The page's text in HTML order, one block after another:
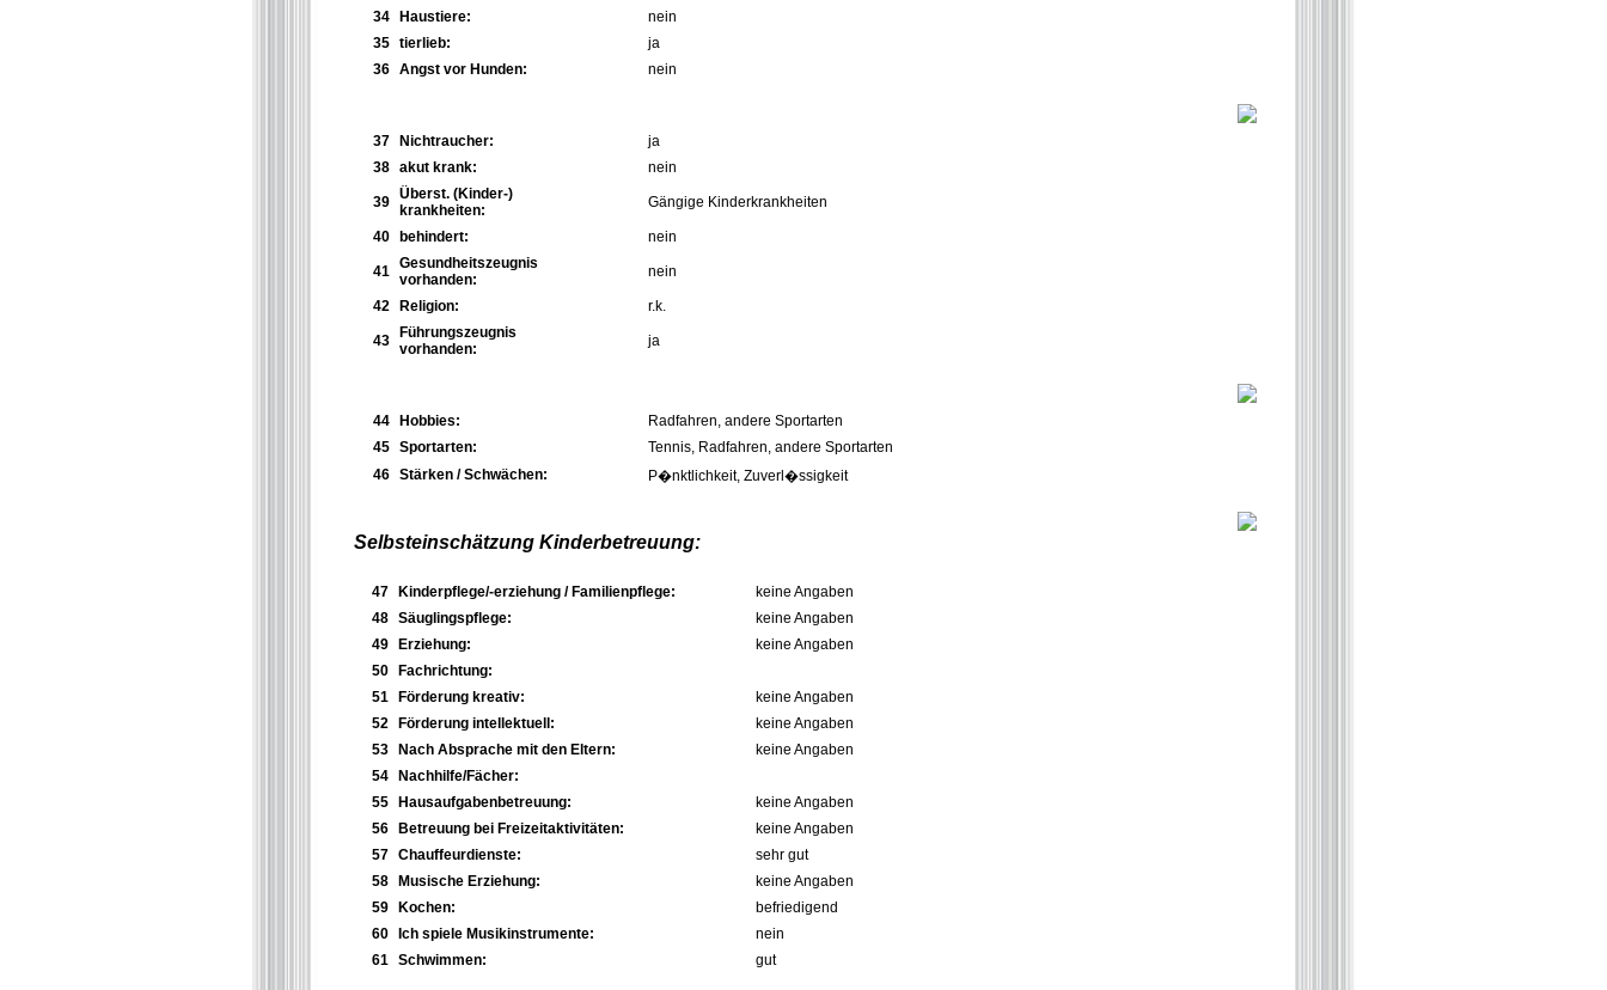
34
Haustiere:
nein
35 tierlieb:
ja
36 Angst vor Hunden: nein
37 Nichtraucher:
ja
38 akut krank: nein
39 Überst. (Kinder-)
krankheiten:
Gängige Kinderkrankheiten
40 behindert: nein
41 Gesundheitszeugnis
vorhanden:
nein
42 Religion: r.k.
43
Führungszeugnis
vorhanden:
ja
44 Hobbies:
Radfahren, andere Sportarten
45 Sportarten:
Tennis, Radfahren, andere Sportarten
46 Stärken / Schwächen: P�nktlichkeit, Zuverl�ssigkeit
Selbsteinschätzung Kinderbetreuung:
47 Kinderpflege/-erziehung / Familienpflege:
keine Angaben
48 Säuglingspflege:
keine Angaben
49
Erziehung:
keine Angaben
50
Fachrichtung:
51
Förderung kreativ:
keine Angaben
52
Förderung intellektuell:
keine Angaben
53
Nach Absprache mit den Eltern:
keine Angaben
54
Nachhilfe/Fächer:
55
Hausaufgabenbetreuung:
keine Angaben
56
Betreuung bei Freizeitaktivitäten:
keine Angaben
57 Chauffeurdienste:
sehr gut
58
Musische Erziehung:
keine Angaben
59
Kochen:
befriedigend
60
Ich spiele Musikinstrumente:
nein
61 Schwimmen: gut